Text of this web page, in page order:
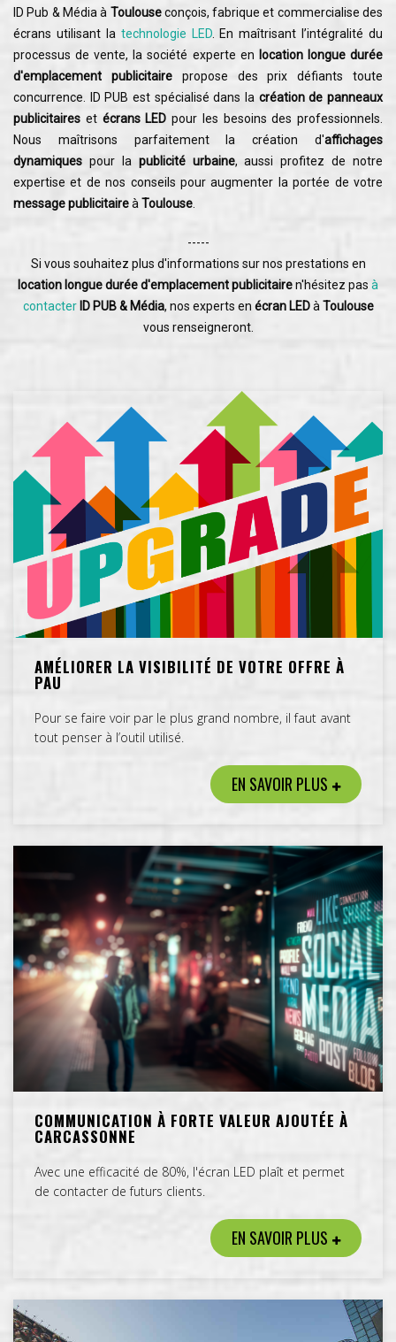
ID Pub & Média à Toulouseconçois, fabrique et commercialise des
écrans utilisant la technologie LED. En maîtrisant l’intégralité du
processus de vente, la société experte en location longue durée
d'emplacement publicitairepropose des prix défiants toute
concurrence. ID PUB est spécialisé dans la création de panneaux
publicitaires et écrans LED pour les besoins des professionnels.
Nous maîtrisons parfaitement la création d'affichages
dynamiques pour la publicité urbaine, aussi profitez de notre
expertise et de nos conseils pour augmenter la portée de votre
message publicitaireà Toulouse
-----
Si vous souhaitez plus d'informations sur nos prestations en
location longue durée d'emplacement publicitairen'hésitez pas à
contacter ID PUB & Média, nos experts en écran LEDà Toulouse
vous renseigneront.
AMÉLIORER LA VISIBILITÉ DE VOTRE OFFRE À
PAU
Pour se faire voir par le plus grand nombre, il faut avant
tout penser à l’outil utilisé.
EN SAVOIR PLUS
COMMUNICATION À FORTE VALEUR AJOUTÉE À
CARCASSONNE
Avec une efficacité de 80%, l'écran LED plaît et permet
de contacter de futurs clients.
EN SAVOIR PLUS